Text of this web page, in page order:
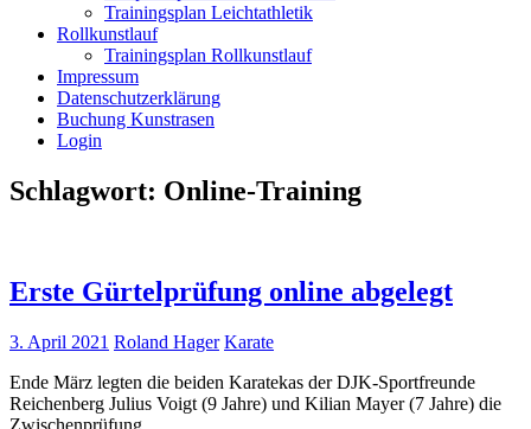
Trainingsplan Leichtathletik
Rollkunstlauf
Trainingsplan Rollkunstlauf
Impressum
Datenschutzerklärung
Buchung Kunstrasen
Login
Schlagwort: Online-Training
Erste Gürtelprüfung online abgelegt
3. April 2021 Roland Hager Karate
Ende März legten die beiden Karatekas der DJK-Sportfreunde
Reichenberg Julius Voigt (9 Jahre) und Kilian Mayer (7 Jahre) die
Zwischenprüfung